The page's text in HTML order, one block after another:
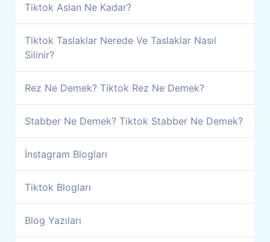
Tiktok Aslan Ne Kadar?
Tiktok Taslaklar Nerede Ve Taslaklar Nasıl
Silinir?
Rez Ne Demek? Tiktok Rez Ne Demek?
Stabber Ne Demek? Tiktok Stabber Ne Demek?
İnstagram Blogları
Tiktok Blogları
Blog Yazıları